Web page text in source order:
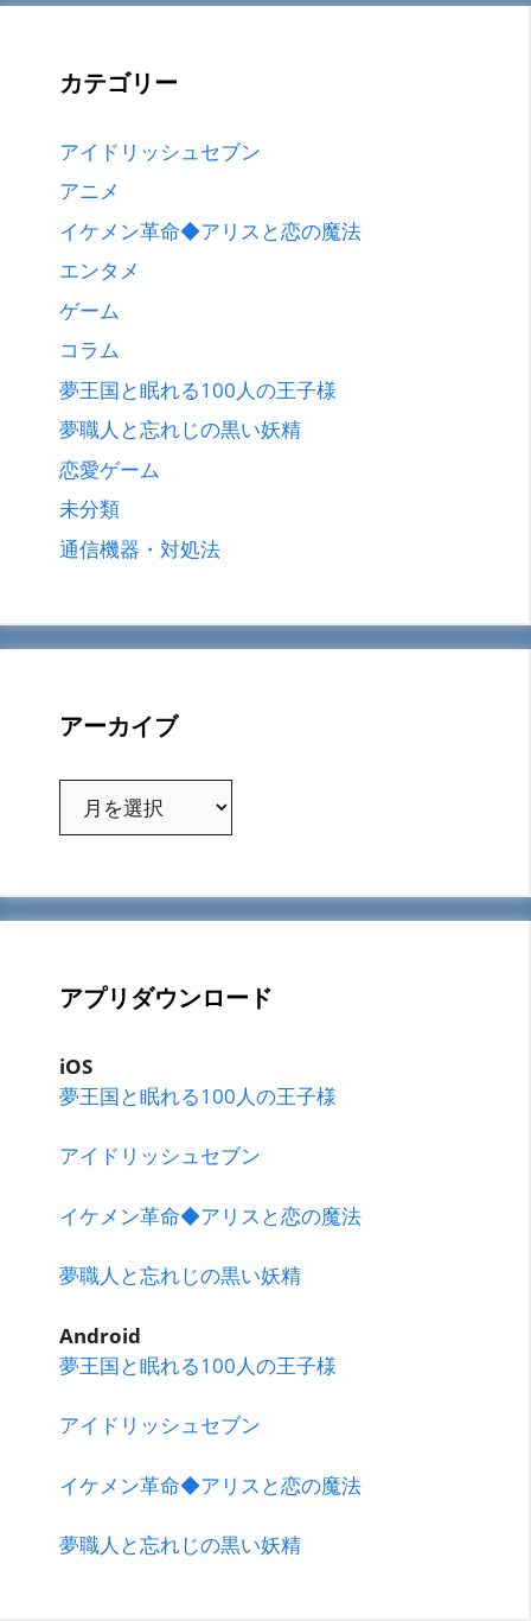
カテゴリー
アイドリッシュセブン
アニメ
イケメン革命◆アリスと恋の魔法
エンタメ
ゲーム
コラム
夢王国と眠れる100人の王子様
夢職人と忘れじの黒い妖精
恋愛ゲーム
未分類
通信機器・対処法
アーカイブ
アプリダウンロード
iOS
夢王国と眠れる100人の王子様
アイドリッシュセブン
イケメン革命◆アリスと恋の魔法
夢職人と忘れじの黒い妖精
Android
夢王国と眠れる100人の王子様
アイドリッシュセブン
イケメン革命◆アリスと恋の魔法
夢職人と忘れじの黒い妖精